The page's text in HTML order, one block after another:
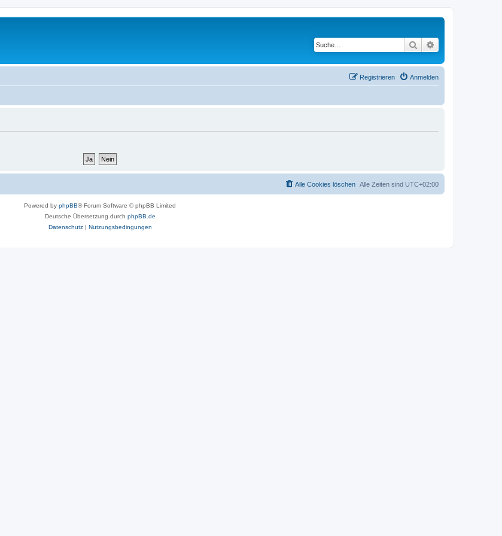
Suche
Anmelden
Registrieren
Alle Zeiten sind UTC+02:00
Alle Cookies löschen
Powered by phpBB® Forum Software © phpBB Limited
Deutsche Übersetzung durch phpBB.de
Datenschutz| Nutzungsbedingungen